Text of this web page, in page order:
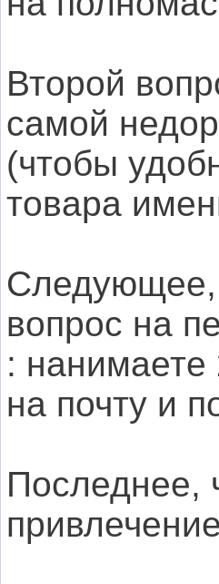
Второй
самой
(чтобы
товара
Следующее,
вопрос на
: нанимаете
на почту и
Последнее,